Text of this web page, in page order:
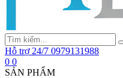
Hỗ trợ 24/7 0979131988
0 0
SẢN PHẨM